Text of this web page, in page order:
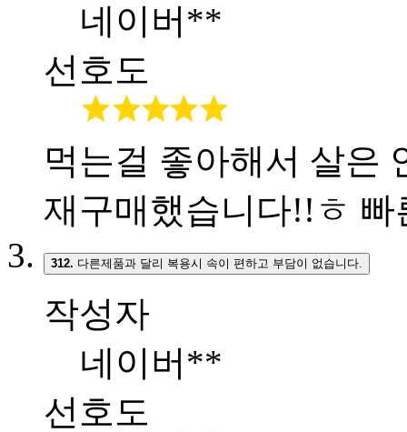
네이버**
선호도
먹는걸 좋아해서 살은
재구매했습니다!!ㅎ
312. 다른제품과 달리 복용시 속이 편하고 부담이 없습니다.
작성자
네이버**
선호도